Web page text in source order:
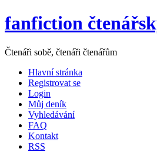
fanfiction
Čtenáři sobě, čtenáři čtenářům
Hlavní stránka
Registrovat se
Login
Můj deník
Vyhledávání
FAQ
Kontakt
RSS